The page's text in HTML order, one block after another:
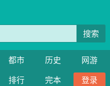
搜索
都市 历史
网游
排行 完本
登录